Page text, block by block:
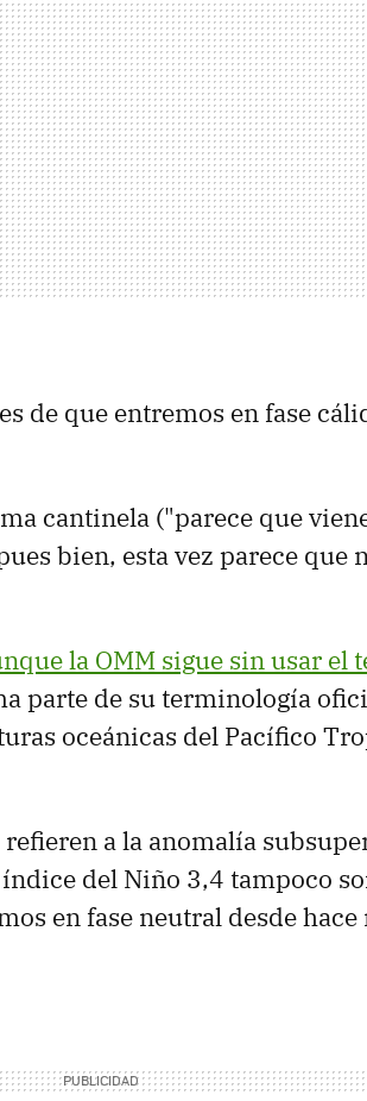
de que entremos en fase
cantinela ("parece que
bien, esta vez parece que
la OMM sigue sin usar el
parte de su terminología
oceánicas del Pacífico
refieren a la anomalía
del Niño 3,4 tampoco
en fase neutral desde